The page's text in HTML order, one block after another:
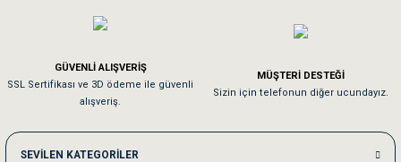
Kedilerim beğeniyorlar. Memnunuz. Uygun fiyatta olması iyi.
Me***** Ya******
GÜVENLİ ALIŞVERİŞ
SSL Sertifikası ve 3D ödeme ile güvenli
alışveriş.
MÜŞTERİ DESTEĞİ
Sizin için telefonun diğer ucundayız.
SEVİLEN KATEGORİLER